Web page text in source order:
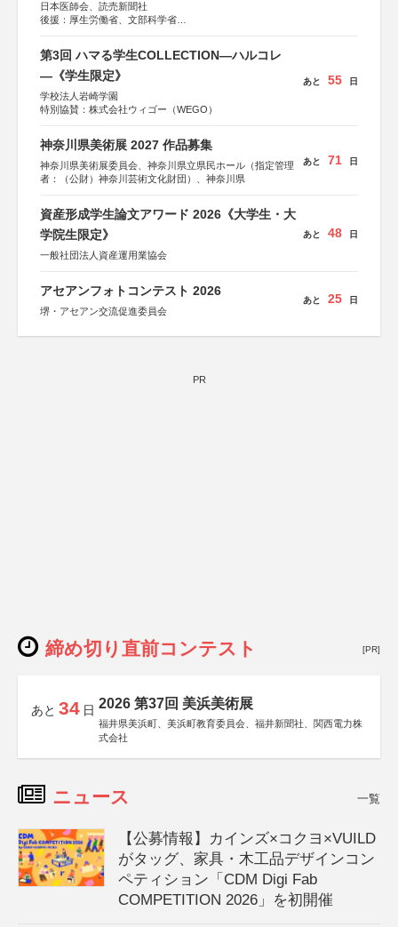
日本医師会、読売新聞社
後援：厚生労働省、文部科学省
しん生命保険株式会社
第3回 ハマる学生COLLECTION―ハルコレ
―《学生限定》
学校法人岩崎学園
特別協賛：株式会社ウィゴー（WEGO）
あと 55 日
神奈川県美術展 2027 作品募集
神奈川県美術展委員会、神奈川県立県民ホール（指定管理
者：（公財）神奈川芸術文化財団）、神奈川県
あと 71 日
資産形成学生論文アワード 2026《大学生・大
学院生限定》
一般社団法人資産運用業協会
あと 48 日
アセアンフォトコンテスト 2026
堺・アセアン交流促進委員会
あと 25 日
PR
締め切り直前コンテスト [PR]
あと 34 日 2026 第37回 美浜美術展
福井県美浜町、美浜町教育委員会、福井新聞社、関西電力株
式会社
ニュース 一覧
【公募情報】カインズ×コクヨ×VUILD
がタッグ、家具・木工品デザインコン
ペティション「CDM Digi Fab
COMPETITION 2026」を初開催